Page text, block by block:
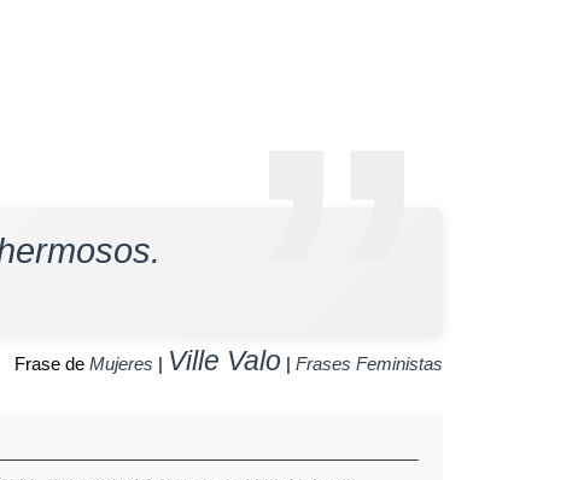
Frase de Mujeres | Ville Valo | Frases Feministas